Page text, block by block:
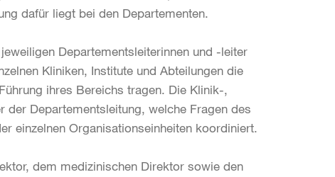
dafür liegt bei den Departementen.
Departementsleiterinnen und -leiter
Kliniken, Institute und Abteilungen die
ihres Bereichs tragen. Die Klinik-,
Departementsleitung, welche Fragen des
einzelnen Organisationseinheiten koordiniert.
dem medizinischen Direktor sowie den